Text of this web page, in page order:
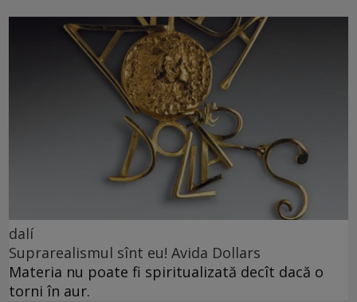
dalí
Suprarealismul sînt eu! Avida Dollars
Materia nu poate fi spiritualizată decît dacă o
torni în aur.